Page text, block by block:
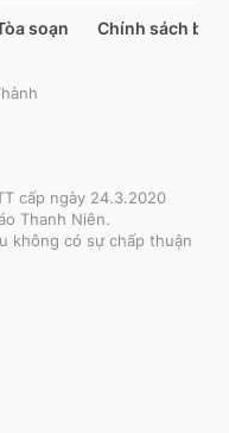
soạn Chính sách bảo
cấp ngày 24.3.2020
Thanh Niên.
không có sự chấp thuận